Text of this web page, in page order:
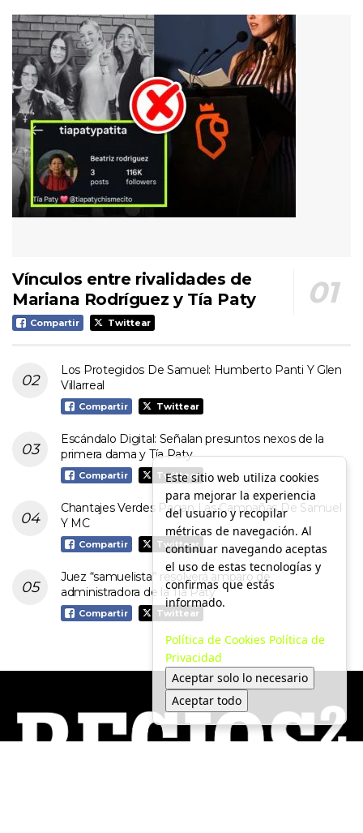
Vínculos entre rivalidades de
Mariana Rodríguez y Tía Paty
Compartir Twittear
Los Protegidos De Samuel: Humberto Panti Y Glen
Villarreal
Compartir Twittear
Escándalo Digital: Señalan presuntos nexos de la
primera dama y Tía Paty
Compartir Twittear
Chantajes Verdes Pagan Las Campañas De Samuel
Y MC
Compartir Twittear
Juez “samuelista” resolverá amparo de
administradora de la Tía Paty
Compartir Twittear
Este sitio web utiliza cookies
para mejorar la experiencia
del usuario y recopilar
métricas de navegación. Al
continuar navegando aceptas
el uso de estas tecnologías y
confirmas que estás
informado.
Política de Cookies Política de
Privacidad
Aceptar solo lo necesario
Aceptar todo